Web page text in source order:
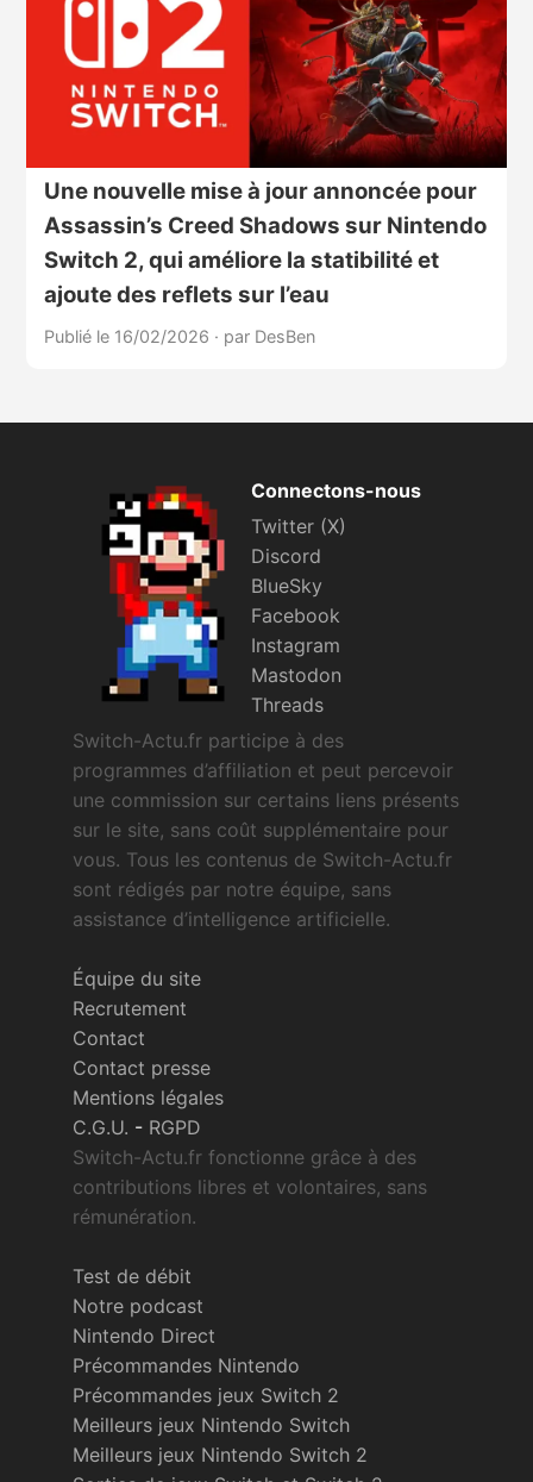
Une nouvelle mise à jour annoncée pour
Assassin’s Creed Shadows sur Nintendo
Switch 2, qui améliore la statibilité et
ajoute des reflets sur l’eau
Publié le 16/02/2026 · par DesBen
Connectons-nous
Twitter (X)
Discord
BlueSky
Facebook
Instagram
Mastodon
Threads
Switch-Actu.fr participe à des
programmes d’affiliation et peut percevoir
une commission sur certains liens présents
sur le site, sans coût supplémentaire pour
vous. Tous les contenus de Switch-Actu.fr
sont rédigés par notre équipe, sans
assistance d’intelligence artificielle.
Équipe du site
Recrutement
Contact
Contact presse
Mentions légales
C.G.U. - RGPD
Switch-Actu.fr fonctionne grâce à des
contributions libres et volontaires, sans
rémunération.
Test de débit
Notre podcast
Nintendo Direct
Précommandes Nintendo
Précommandes jeux Switch 2
Meilleurs jeux Nintendo Switch
Meilleurs jeux Nintendo Switch 2